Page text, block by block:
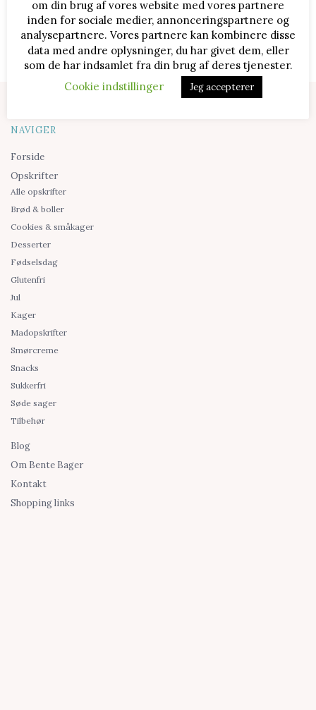
NAVIGER
Forside
Opskrifter
Alle opskrifter
Brød & boller
Cookies & småkager
Desserter
Fødselsdag
Glutenfri
Jul
Kager
Madopskrifter
Smørcreme
Snacks
Sukkerfri
Søde sager
Tilbehør
Blog
Om Bente Bager
Kontakt
Shopping links
om din brug af vores website med vores partnere
inden for sociale medier, annonceringspartnere og
analysepartnere. Vores partnere kan kombinere disse
data med andre oplysninger, du har givet dem, eller
som de har indsamlet fra din brug af deres tjenester.
Cookie indstillinger
Jeg accepterer